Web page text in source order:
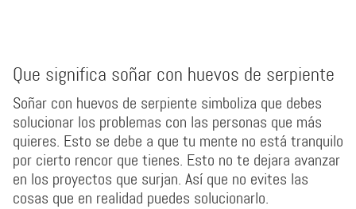
Que significa soñar con huevos de serpiente
Soñar con huevos de serpiente simboliza que debes
solucionar los problemas con las personas que más
quieres. Esto se debe a que tu mente no está tranquilo
por cierto rencor que tienes. Esto no te dejara avanzar
en los proyectos que surjan. Así que no evites las
cosas que en realidad puedes solucionarlo.